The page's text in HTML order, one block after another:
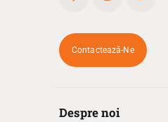
Contactează-Ne
Despre noi